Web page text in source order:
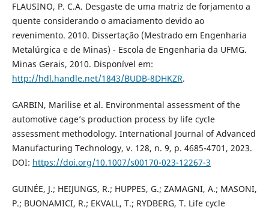
FLAUSINO, P. C.A. Desgaste de uma matriz de forjamento a
quente considerando o amaciamento devido ao
revenimento. 2010. Dissertação (Mestrado em Engenharia
Metalúrgica e de Minas) - Escola de Engenharia da UFMG.
Minas Gerais, 2010. Disponível em:
http://hdl.handle.net/1843/BUDB-8DHKZR.
GARBIN, Marilise et al. Environmental assessment of the
automotive cage’s production process by life cycle
assessment methodology. International Journal of Advanced
Manufacturing Technology, v. 128, n. 9, p. 4685-4701, 2023.
DOI: https://doi.org/10.1007/s00170-023-12267-3
GUINÉE, J.; HEIJUNGS, R.; HUPPES, G.; ZAMAGNI, A.; MASONI,
P.; BUONAMICI, R.; EKVALL, T.; RYDBERG, T. Life cycle